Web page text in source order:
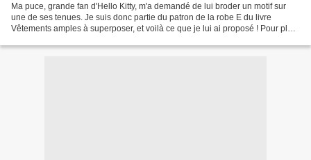
Ma puce, grande fan d'Hello Kitty, m'a demandé de lui broder un motif sur
une de ses tenues. Je suis donc partie du patron de la robe E du livre
Vêtements amples à superposer, et voilà ce que je lui ai proposé ! Pour plus